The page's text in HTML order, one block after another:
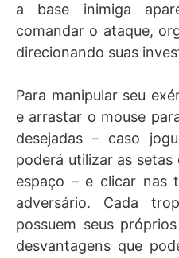
a base inimiga
comandar o ataque,
direcionando suas
Para manipular seu
e arrastar o mouse
desejadas – caso
poderá utilizar as
espaço – e clicar nas
adversário. Cada
possuem seus
desvantagens que